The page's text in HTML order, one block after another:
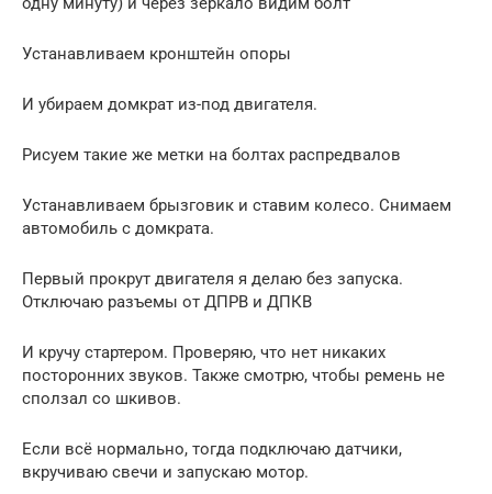
Устанавливаем кронштейн опоры
И убираем домкрат из-под двигателя.
Рисуем такие же метки на болтах распредвалов
Устанавливаем брызговик и ставим колесо. Снимаем
автомобиль с домкрата.
Первый прокрут двигателя я делаю без запуска.
Отключаю разъемы от ДПРВ и ДПКВ
И кручу стартером. Проверяю, что нет никаких
посторонних звуков. Также смотрю, чтобы ремень не
сползал со шкивов.
Если всё нормально, тогда подключаю датчики,
вкручиваю свечи и запускаю мотор.